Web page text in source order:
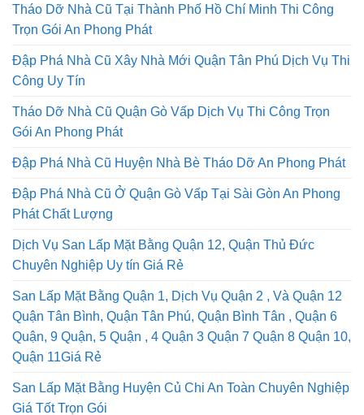
Tháo Dỡ Nhà Cũ Tại Thành Phố Hồ Chí Minh Thi Công
Trọn Gói An Phong Phát
Đập Phá Nhà Cũ Xây Nhà Mới Quận Tân Phú Dịch Vụ Thi
Công Uy Tín
Tháo Dỡ Nhà Cũ Quận Gò Vấp Dịch Vụ Thi Công Trọn
Gói An Phong Phát
Đập Phá Nhà Cũ Huyện Nhà Bè Tháo Dỡ An Phong Phát
Đập Phá Nhà Cũ Ở Quận Gò Vấp Tại Sài Gòn An Phong
Phát Chất Lượng
Dịch Vụ San Lấp Mặt Bằng Quận 12, Quận Thủ Đức
Chuyên Nghiệp Uy tín Giá Rẻ
San Lấp Mặt Bằng Quận 1, Dịch Vụ Quận 2 , Và Quận 12
Quận Tân Bình, Quận Tân Phú, Quận Bình Tân , Quận 6
Quận, 9 Quận, 5 Quận , 4 Quận 3 Quận 7 Quận 8 Quận 10,
Quận 11Giá Rẻ
San Lấp Mặt Bằng Huyện Củ Chi An Toàn Chuyên Nghiệp
Giá Tốt Trọn Gói